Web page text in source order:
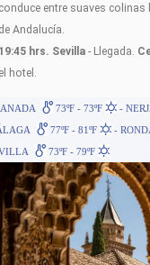
conduce entre suaves colinas
de Andalucía.
19:45 hrs. Sevilla - Llegada.
el hotel.
73ºF - 73ºF -
77ºF - 81ºF -
73ºF - 79ºF